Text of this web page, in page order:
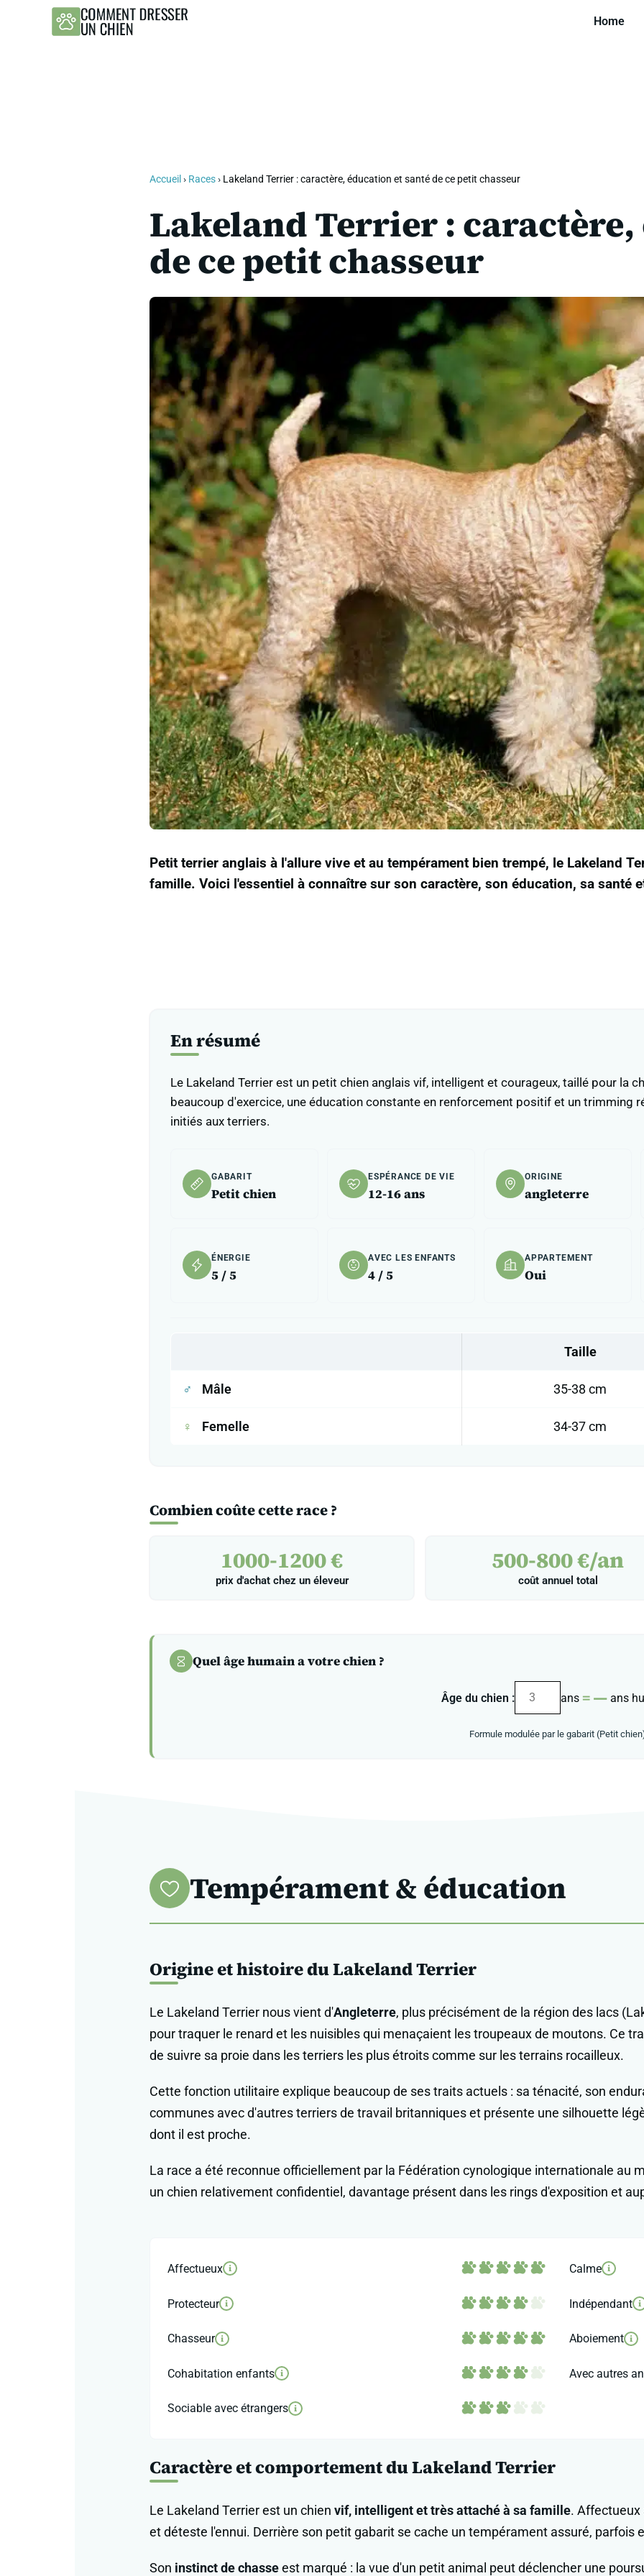
Home
Accueil › Races› Lakeland Terrier : caractère, éducation et santé de ce petit chasseur
Lakeland Terrier :
de ce petit chasseur
Petit terrier anglais à l'allure vive et au tempérament bien trempé, le Lakeland
famille. Voici l'essentiel à connaître sur son caractère, son éducation, sa santé
En résumé
Le Lakeland Terrier est un petit chien anglais vif, intelligent et courageux, taillé pour la
beaucoup d'exercice, une éducation constante en renforcement positif et un trimming
initiés aux terriers.
GABARIT
Petit chien
ESPÉRANCE DE VIE
12-16 ans
ORIGINE
angleterre
ÉNERGIE
5 / 5
AVEC LES ENFANTS
4 / 5
APPARTEMENT
Oui
Taille
♂ Mâle 35-38 cm
♀ Femelle 34-37 cm
Combien coûte cette race ?
1000-1200 €
prix d'achat chez un éleveur
500-800 €/an
coût annuel total
Quel âge humain a votre chien ?
Âge du chien : ans =— ans
Formule modulée par le gabarit (Petit
Tempérament & éducation
Origine et histoire du Lakeland Terrier
Le Lakeland Terrier nous vient d'Angleterre, plus précisément de la région des lacs
pour traquer le renard et les nuisibles qui menaçaient les troupeaux de moutons. Ce
de suivre sa proie dans les terriers les plus étroits comme sur les terrains rocailleux.
Cette fonction utilitaire explique beaucoup de ses traits actuels : sa ténacité, son
communes avec d'autres terriers de travail britanniques et présente une silhouette
dont il est proche.
La race a été reconnue officiellement par la Fédération cynologique internationale au
un chien relativement confidentiel, davantage présent dans les rings d'exposition et
Affectueux i Calme i
Protecteur i Indépendant i
Chasseur i Aboiement i
Cohabitation enfants i Avec autres
Sociable avec étrangers i
Caractère et comportement du Lakeland Terrier
Le Lakeland Terrier est un chien vif, intelligent et très attaché à sa famille. Affectueux
et déteste l'ennui. Derrière son petit gabarit se cache un tempérament assuré, parfois
Son instinct de chasseest marqué : la vue d'un petit animal peut déclencher une